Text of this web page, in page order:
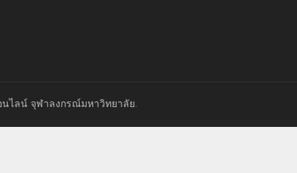
ไลน์ จุฬาลงกรณ์มหาวิทยาลัย.